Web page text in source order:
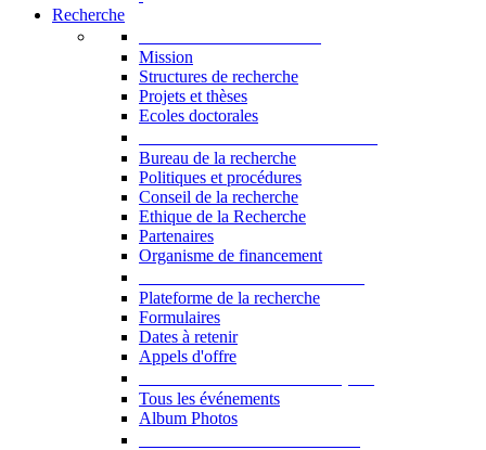
Recherche
Mission
Structures de recherche
Projets et thèses
Ecoles doctorales
Bureau de la recherche
Politiques et procédures
Conseil de la recherche
Ethique de la Recherche
Partenaires
Organisme de financement
Plateforme de la recherche
Formulaires
Dates à retenir
Appels d'offre
Tous les événements
Album Photos